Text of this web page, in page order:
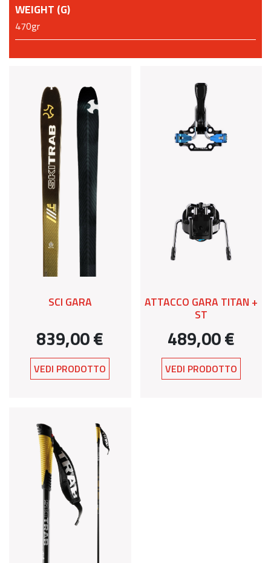
WEIGHT (G)
470gr
SCI GARA
839,00 €
VEDI PRODOTTO
ATTACCO GARA TITAN +
ST
489,00 €
VEDI PRODOTTO